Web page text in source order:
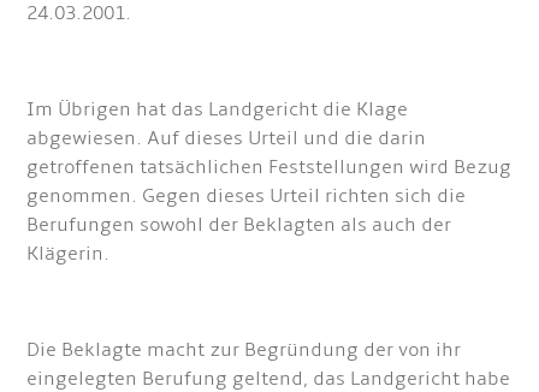
24.03.2001.
Im Übrigen hat das Landgericht die Klage
abgewiesen. Auf dieses Urteil und die darin
getroffenen tatsächlichen Feststellungen wird Bezug
genommen. Gegen dieses Urteil richten sich die
Berufungen sowohl der Beklagten als auch der
Klägerin.
Die Beklagte macht zur Begründung der von ihr
eingelegten Berufung geltend, das Landgericht habe